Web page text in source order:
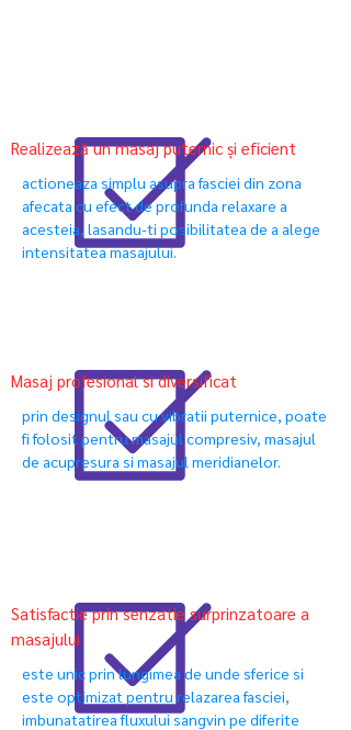
Realizează un masaj puternic și eficient
actioneaza simplu asupra fasciei din zona
afecata cu efect de profunda relaxare a
acesteia, lasandu-ti posibilitatea de a alege
intensitatea masajului.
Masaj profesional si diversificat
prin designul sau cu vibratii puternice, poate
fi folosit pentru masajul compresiv, masajul
de acupresura si masajul meridianelor.
Satisfactie prin senzatie surprinzatoare a
masajului
este unic prin lungimea de unde sferice si
este optimizat pentru relazarea fasciei,
imbunatatirea fluxului sangvin pe diferite